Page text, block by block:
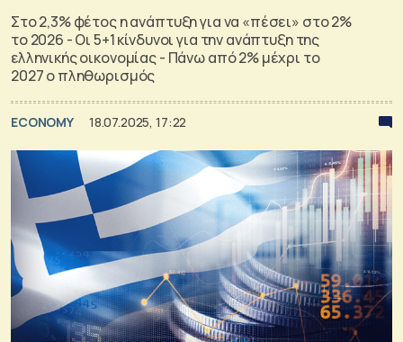
Στο 2,3% φέτος η ανάπτυξη για να «πέσει» στο 2%
το 2026 - Οι 5+1 κίνδυνοι για την ανάπτυξη της
ελληνικής οικονομίας - Πάνω από 2% μέχρι το
2027 ο πληθωρισμός
ECONOMY 18.07.2025, 17:22